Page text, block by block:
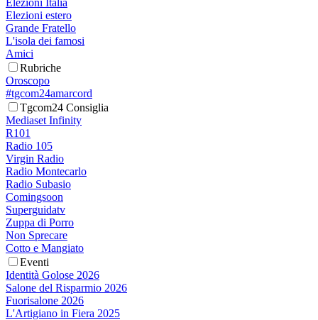
Elezioni estero
Grande Fratello
L'isola dei famosi
Amici
Rubriche
Oroscopo
#tgcom24amarcord
Tgcom24 Consiglia
Mediaset Infinity
R101
Radio 105
Virgin Radio
Radio Montecarlo
Radio Subasio
Comingsoon
Superguidatv
Zuppa di Porro
Non Sprecare
Cotto e Mangiato
Eventi
Identità Golose 2026
Salone del Risparmio 2026
Fuorisalone 2026
L'Artigiano in Fiera 2025